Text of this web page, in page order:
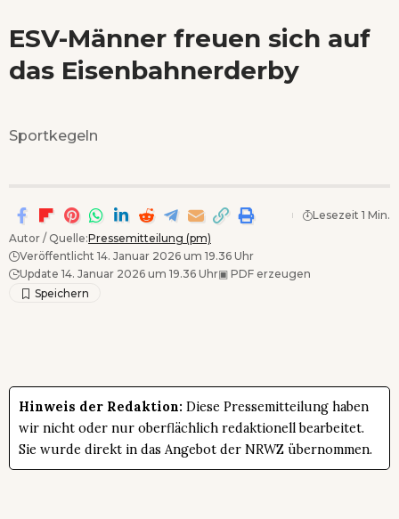
ESV-Männer freuen sich auf
das Eisenbahnerderby
Sportkegeln
Autor / Quelle:Pressemitteilung (pm)
Veröffentlicht 14. Januar 2026 um 19.36 Uhr
Update 14. Januar 2026 um 19.36 Uhr▣ PDF erzeugen
Lesezeit 1 Min.
Hinweis der Redaktion: Diese Pressemitteilung haben
wir nicht oder nur oberflächlich redaktionell bearbeitet.
Sie wurde direkt in das Angebot der NRWZ übernommen.